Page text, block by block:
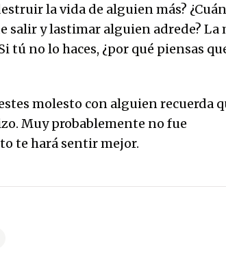
la vida de alguien más?
salir y lastimar alguien adrede? La
tú no lo haces, ¿por qué piensas
molesto con alguien recuerda
Muy probablemente no fue
te hará sentir mejor.